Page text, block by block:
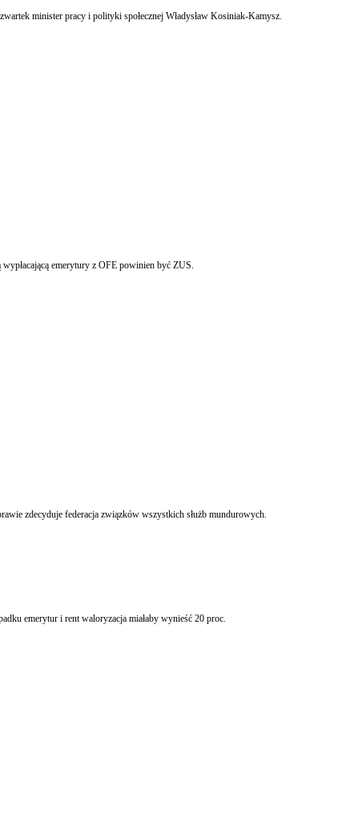
minister pracy i polityki społecznej Władysław Kosiniak-Kamysz.
emerytury z OFE powinien być ZUS.
zdecyduje federacja związków wszystkich służb mundurowych.
emerytur i rent waloryzacja miałaby wynieść 20 proc.